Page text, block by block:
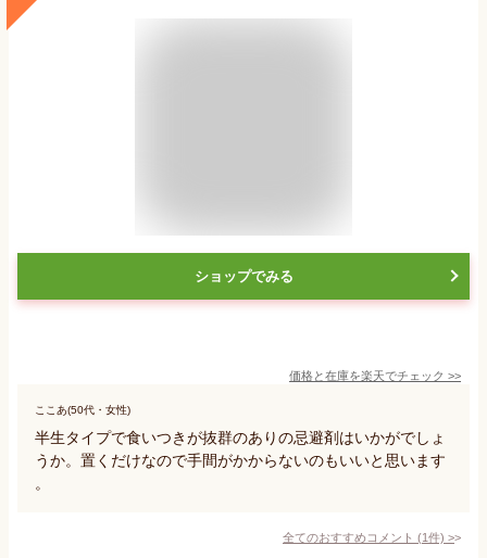
ショップでみる
価格と在庫を楽天でチェック >>
ここあ(50代・女性)
半生タイプで食いつきが抜群のありの忌避剤はいかがでしょ
うか。置くだけなので手間がかからないのもいいと思います
。
全てのおすすめコメント (1件) >